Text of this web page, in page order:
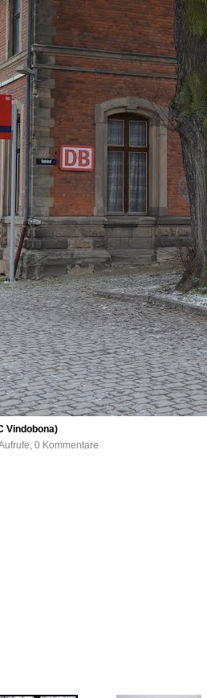
Vindobona)
0 Kommentare